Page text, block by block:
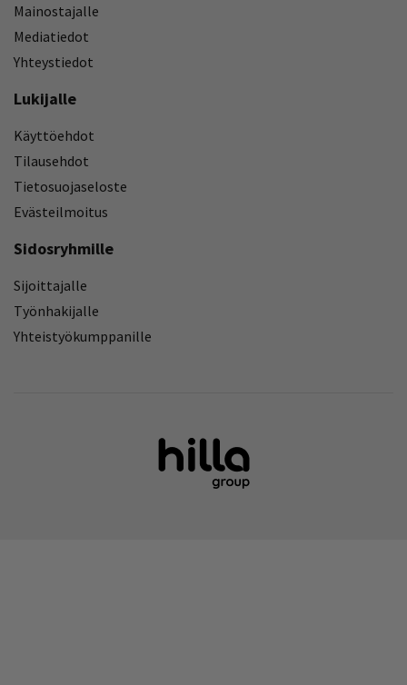
Mainostajalle
Mediatiedot
Yhteystiedot
Lukijalle
Käyttöehdot
Tilausehdot
Tietosuojaseloste
Evästeilmoitus
Sidosryhmille
Sijoittajalle
Työnhakijalle
Yhteistyökumppanille